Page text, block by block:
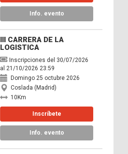
Info. evento
III CARRERA DE LA
LOGISTICA
Inscripciones del 30/07/2026
al 21/10/2026 23:59
Domingo 25 octubre 2026
Coslada (Madrid)
10Km
Inscríbete
Info. evento